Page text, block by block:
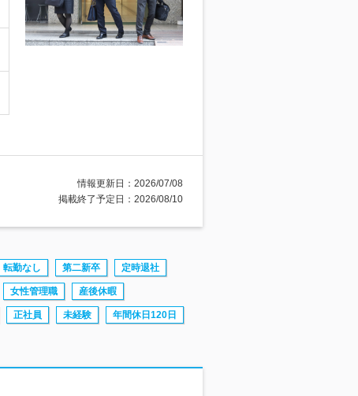
情報更新日：2026/07/08
掲載終了予定日：2026/08/10
転勤なし 第二新卒 定時退社
女性管理職 産後休暇
正社員 未経験 年間休日120日